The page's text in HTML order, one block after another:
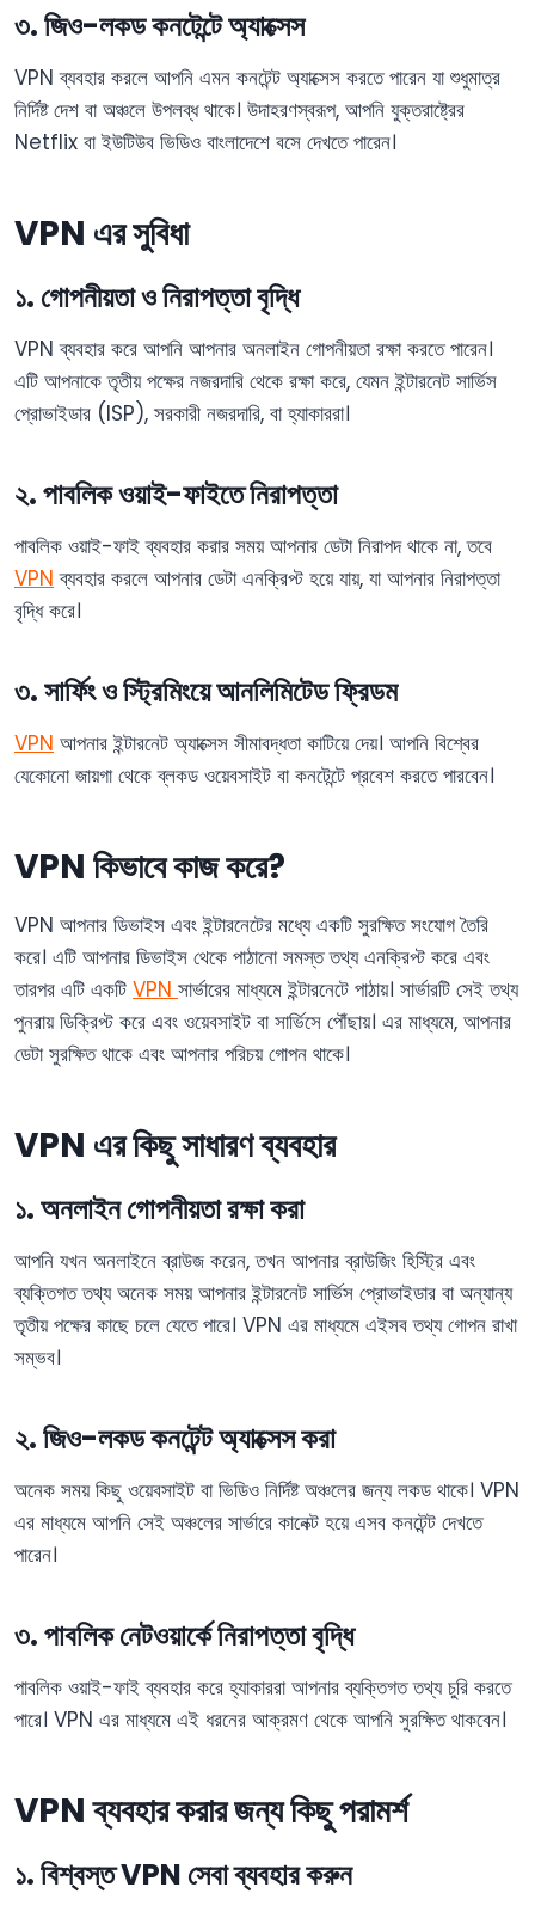
৩. জিও-লকড কনটেন্টে অ্যাক্সেস
VPN ব্যবহার করলে আপনি এমন কনটেন্ট অ্যাক্সেস করতে পারেন যা শুধুমাত্র
নির্দিষ্ট দেশ বা অঞ্চলে উপলব্ধ থাকে। উদাহরণস্বরূপ, আপনি যুক্তরাষ্ট্রের
Netflix বা ইউটিউব ভিডিও বাংলাদেশে বসে দেখতে পারেন।
VPN এর সুবিধা
১. গোপনীয়তা ও নিরাপত্তা বৃদ্ধি
VPN ব্যবহার করে আপনি আপনার অনলাইন গোপনীয়তা রক্ষা করতে পারেন।
এটি আপনাকে তৃতীয় পক্ষের নজরদারি থেকে রক্ষা করে, যেমন ইন্টারনেট সার্ভিস
প্রোভাইডার (ISP), সরকারী নজরদারি, বা হ্যাকাররা।
২. পাবলিক ওয়াই-ফাইতে নিরাপত্তা
পাবলিক ওয়াই-ফাই ব্যবহার করার সময় আপনার ডেটা নিরাপদ থাকে না, তবে
VPN ব্যবহার করলে আপনার ডেটা এনক্রিপ্ট হয়ে যায়, যা আপনার নিরাপত্তা
বৃদ্ধি করে।
৩. সার্ফিং ও স্ট্রিমিংয়ে আনলিমিটেড ফ্রিডম
VPN আপনার ইন্টারনেট অ্যাক্সেস সীমাবদ্ধতা কাটিয়ে দেয়। আপনি বিশ্বের
যেকোনো জায়গা থেকে ব্লকড ওয়েবসাইট বা কনটেন্টে প্রবেশ করতে পারবেন।
VPN কিভাবে কাজ করে?
VPN আপনার ডিভাইস এবং ইন্টারনেটের মধ্যে একটি সুরক্ষিত সংযোগ তৈরি
করে। এটি আপনার ডিভাইস থেকে পাঠানো সমস্ত তথ্য এনক্রিপ্ট করে এবং
তারপর এটি একটি VPN সার্ভারের মাধ্যমে ইন্টারনেটে পাঠায়। সার্ভারটি সেই তথ্য
পুনরায় ডিক্রিপ্ট করে এবং ওয়েবসাইট বা সার্ভিসে পৌঁছায়। এর মাধ্যমে, আপনার
ডেটা সুরক্ষিত থাকে এবং আপনার পরিচয় গোপন থাকে।
VPN এর কিছু সাধারণ ব্যবহার
১. অনলাইন গোপনীয়তা রক্ষা করা
আপনি যখন অনলাইনে ব্রাউজ করেন, তখন আপনার ব্রাউজিং হিস্ট্রি এবং
ব্যক্তিগত তথ্য অনেক সময় আপনার ইন্টারনেট সার্ভিস প্রোভাইডার বা অন্যান্য
তৃতীয় পক্ষের কাছে চলে যেতে পারে। VPN এর মাধ্যমে এইসব তথ্য গোপন রাখা
সম্ভব।
২. জিও-লকড কনটেন্ট অ্যাক্সেস করা
অনেক সময় কিছু ওয়েবসাইট বা ভিডিও নির্দিষ্ট অঞ্চলের জন্য লকড থাকে। VPN
এর মাধ্যমে আপনি সেই অঞ্চলের সার্ভারে কানেক্ট হয়ে এসব কনটেন্ট দেখতে
পারেন।
৩. পাবলিক নেটওয়ার্কে নিরাপত্তা বৃদ্ধি
পাবলিক ওয়াই-ফাই ব্যবহার করে হ্যাকাররা আপনার ব্যক্তিগত তথ্য চুরি করতে
পারে। VPN এর মাধ্যমে এই ধরনের আক্রমণ থেকে আপনি সুরক্ষিত থাকবেন।
VPN ব্যবহার করার জন্য কিছু পরামর্শ
১. বিশ্বস্ত VPN সেবা ব্যবহার করুন